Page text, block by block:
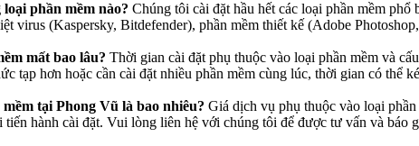
phần mềm nào? Chúng tôi cài đặt hầu hết các loại phần mềm
virus (Kaspersky, Bitdefender), phần mềm thiết kế (Adobe
mất bao lâu? Thời gian cài đặt phụ thuộc vào loại phần mềm và
tạp hơn hoặc cần cài đặt nhiều phần mềm cùng lúc, thời gian có
tại Phong Vũ là bao nhiêu? Giá dịch vụ phụ thuộc vào loại
hành cài đặt. Vui lòng liên hệ với chúng tôi để được tư vấn và báo